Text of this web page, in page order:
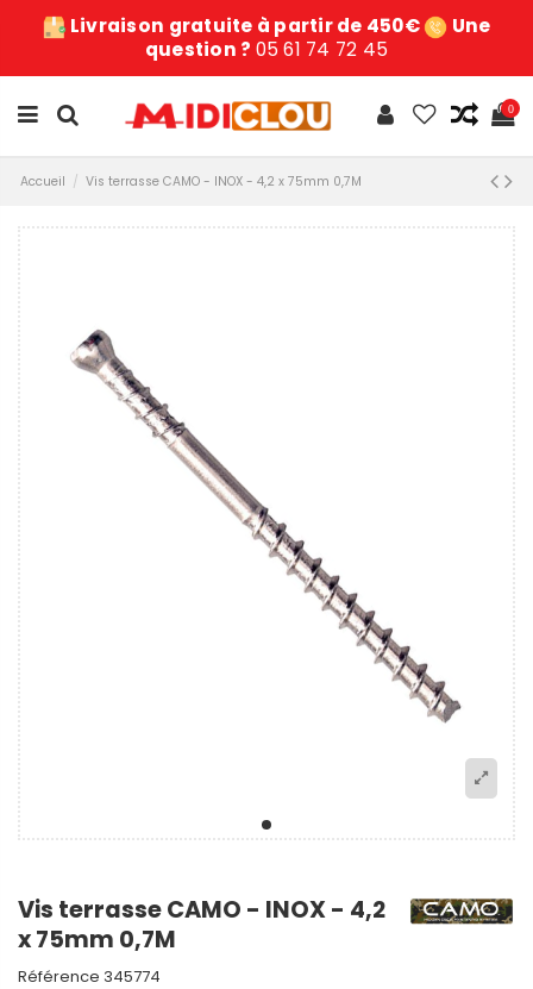
Livraison gratuite à partir de 450€
Une
question ? 05 61 74 72 45
0
Accueil Vis terrasse CAMO - INOX - 4,2 x 75mm 0,7M
Vis terrasse CAMO - INOX - 4,2
x 75mm 0,7M
Référence 345774